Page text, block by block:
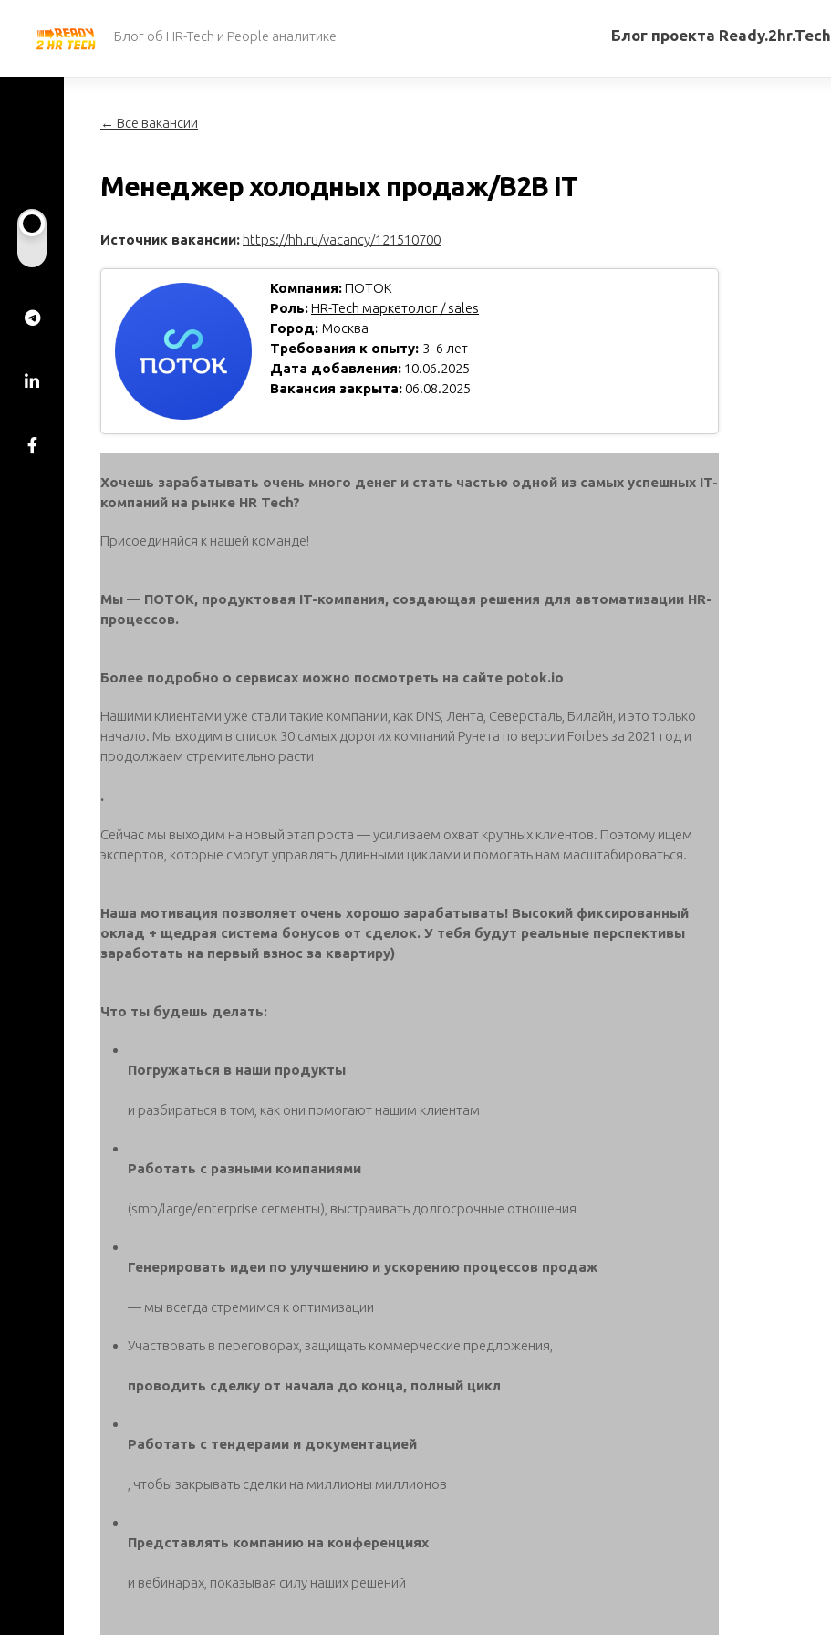
содержанию
Блог об HR-Tech и People аналитике Блог проекта Ready.2hr.Tech
← Все вакансии
Менеджер холодных продаж/B2B IT
Источник вакансии: https://hh.ru/vacancy/121510700
Компания:ПОТОК
Роль:HR-Tech маркетолог / sales
Город: Москва
Требования к опыту: 3–6 лет
Дата добавления: 10.06.2025
Вакансия закрыта: 06.08.2025
Хочешь зарабатывать очень много денег и стать частью одной из самых успешных IT-
компаний на рынке HR Tech?
Присоединяйся к нашей команде!
Мы — ПОТОК, продуктовая IT-компания, создающая решения для автоматизации HR-
процессов.
Более подробно о сервисах можно посмотреть на сайте potok.io
Нашими клиентами уже стали такие компании, как DNS, Лента, Северсталь, Билайн, и это только
начало. Мы входим в список 30 самых дорогих компаний Рунета по версии Forbes за 2021 год и
продолжаем стремительно расти
.
Сейчас мы выходим на новый этап роста — усиливаем охват крупных клиентов. Поэтому ищем
экспертов, которые смогут управлять длинными циклами и помогать нам масштабироваться.
Наша мотивация позволяет очень хорошо зарабатывать! Высокий фиксированный
оклад + щедрая система бонусов от сделок. У тебя будут реальные перспективы
заработать на первый взнос за квартиру)
Что ты будешь делать:
Погружаться в наши продукты
и разбираться в том, как они помогают нашим клиентам
Работать с разными компаниями
(smb/large/enterprise сегменты), выстраивать долгосрочные отношения
Генерировать идеи по улучшению и ускорению процессов продаж
— мы всегда стремимся к оптимизации
Участвовать в переговорах, защищать коммерческие предложения,
проводить сделку от начала до конца, полный цикл
Работать с тендерами и документацией
, чтобы закрывать сделки на миллионы миллионов
Представлять компанию на конференциях
и вебинарах, показывая силу наших решений